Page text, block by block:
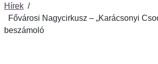
Hírek /
Fővárosi Nagycirkusz – „Karácsonyi
beszámoló